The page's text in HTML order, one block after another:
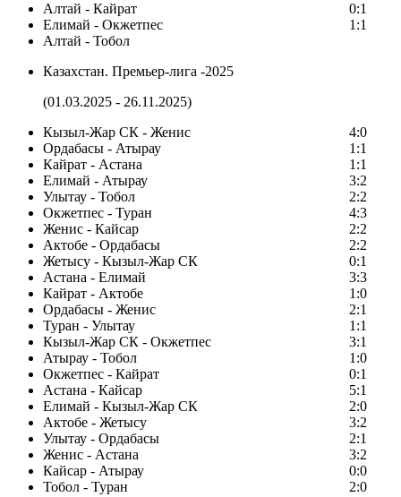
Алтай - Кайрат
0:1
Елимай - Окжетпес
1:1
Алтай - Тобол
Казахстан. Премьер-лига -2025
(01.03.2025 - 26.11.2025)
Кызыл-Жар СК - Женис
4:0
Ордабасы - Атырау
1:1
Кайрат - Астана
1:1
Елимай - Атырау
3:2
Улытау - Тобол
2:2
Окжетпес - Туран
4:3
Женис - Кайсар
2:2
Актобе - Ордабасы
2:2
Жетысу - Кызыл-Жар СК
0:1
Астана - Елимай
3:3
Кайрат - Актобе
1:0
Ордабасы - Женис
2:1
Туран - Улытау
1:1
Кызыл-Жар СК - Окжетпес
3:1
Атырау - Тобол
1:0
Окжетпес - Кайрат
0:1
Астана - Кайсар
5:1
Елимай - Кызыл-Жар СК
2:0
Актобе - Жетысу
3:2
Улытау - Ордабасы
2:1
Женис - Астана
3:2
Кайсар - Атырау
0:0
Тобол - Туран
2:0